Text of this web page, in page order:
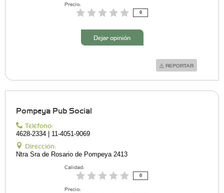
Precio:
0
Dejar opinión
REPORTAR
Pompeya Pub Social
Teléfono:
4628-2334 | 11-4051-9069
Dirección:
Ntra Sra de Rosario de Pompeya 2413
Calidad:
0
Precio: